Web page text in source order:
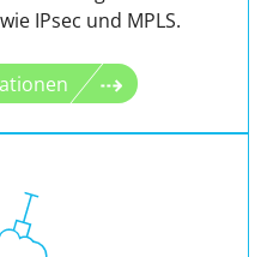
IPsec und MPLS.